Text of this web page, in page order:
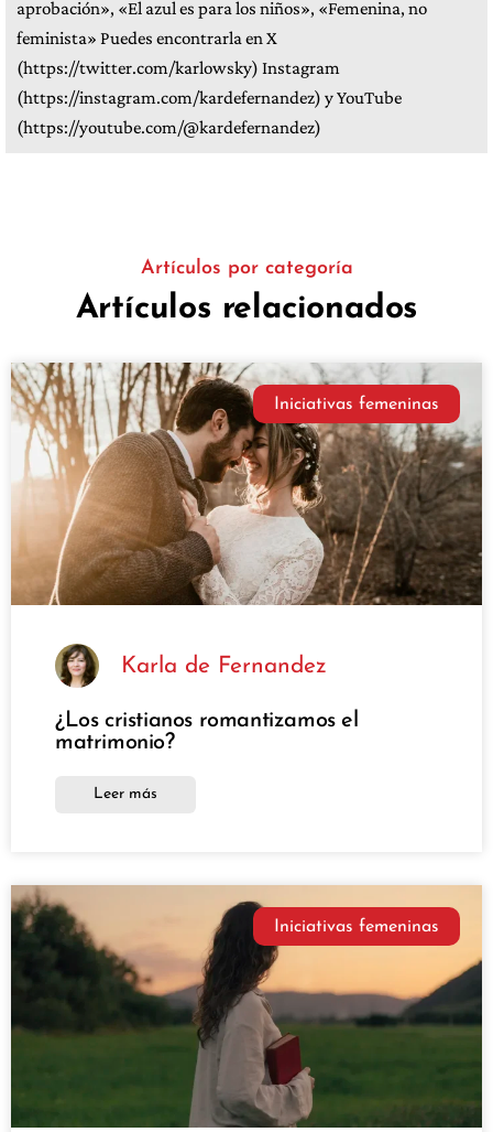
aprobación», «El azul es para los niños», «Femenina, no
feminista» Puedes encontrarla en X
(https://twitter.com/karlowsky) Instagram
(https://instagram.com/kardefernandez) y YouTube
(https://youtube.com/@kardefernandez)
Artículos por categoría
Artículos relacionados
Iniciativas femeninas
Karla de Fernandez
¿Los cristianos romantizamos el
matrimonio?
Leer más
Iniciativas femeninas